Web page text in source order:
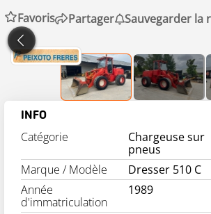
Favoris Partager Sauvegarder la
INFO
Catégorie
Chargeuse sur
pneus
Marque / Modèle
Dresser 510 C
Année
d'immatriculation
1989